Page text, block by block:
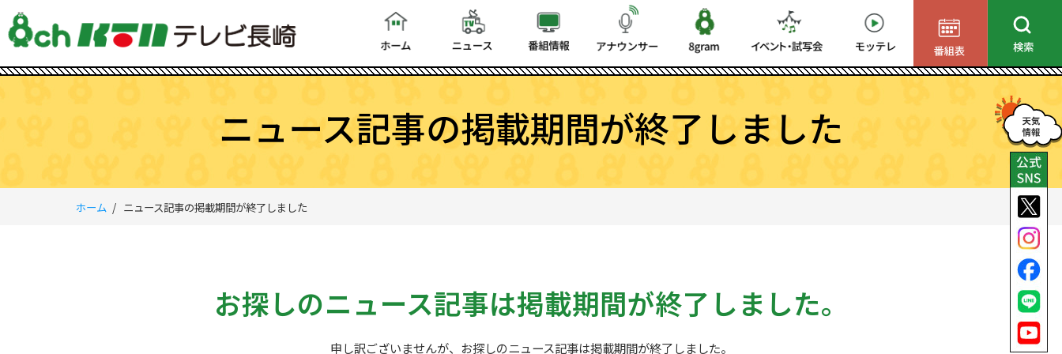
ニュース記事の掲載期間が終了しました
ホーム ニュース記事の掲載期間が終了しました
お探しのニュース記事は掲載期間が終了しました。
申し訳ございませんが、お探しのニュース記事は掲載期間が終了しました。